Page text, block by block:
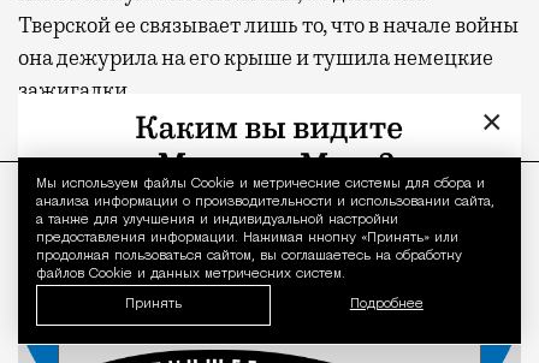
Уведомление
Мы используем файлы Сookie и метрические системы для сбора и
анализа информации о производительности и использовании сайта,
а также для улучшения и индивидуальной настройки
предоставления информации. Нажимая кнопку «Принять» или
продолжая пользоваться сайтом, вы соглашаетесь на обработку
файлов Cookie и данных метрических систем.
Принять Подробнее
Тверской ее связывает лишь то, что в начале войны
она дежурила на его крыше и тушила немецкие
зажигалки.
ПРОДОЛЖЕНИЕ НИЖЕ
×